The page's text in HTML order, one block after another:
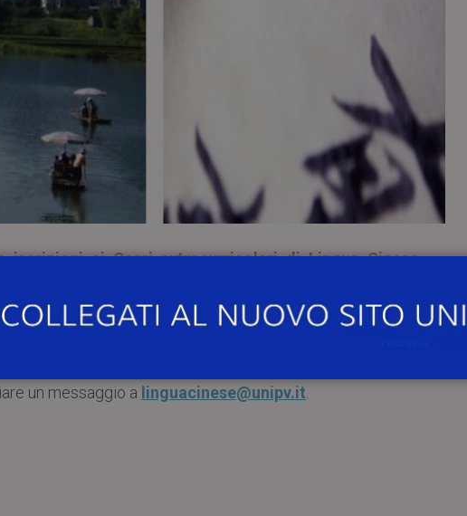
iscrizioni ai Corsi extracurricolari di Lingua Cinese
2023 e sono offerti per i livelli A1 e A2.1.
il sito del Centro Linguistico alla pagina
un messaggio a linguacinese@unipv.it